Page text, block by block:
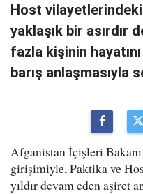
Host
yaklaşık bir asırdır
fazla kişinin
barış anlaşmasıyla
Afganistan İçişleri
girişimiyle, Paktika ve
yıldır devam eden aşiret